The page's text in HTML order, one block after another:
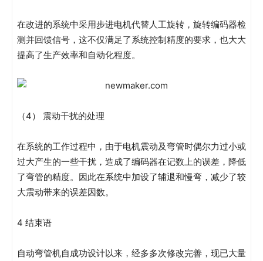
在改进的系统中采用步进电机代替人工旋转，旋转编码器检
测并回馈信号，这不仅满足了系统控制精度的要求，也大大
提高了生产效率和自动化程度。
（4） 震动干扰的处理
在系统的工作过程中，由于电机震动及弯管时偶尔力过小或
过大产生的一些干扰，造成了编码器在记数上的误差，降低
了弯管的精度。因此在系统中加设了辅退和慢弯，减少了较
大震动带来的误差因数。
4 结束语
自动弯管机自成功设计以来，经多多次修改完善，现已大量